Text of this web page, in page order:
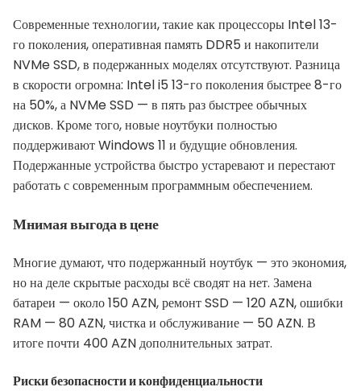
Современные технологии, такие как процессоры Intel 13-
го поколения, оперативная память DDR5 и накопители
NVMe SSD, в подержанных моделях отсутствуют. Разница
в скорости огромна: Intel i5 13-го поколения быстрее 8-го
на 50%, а NVMe SSD — в пять раз быстрее обычных
дисков. Кроме того, новые ноутбуки полностью
поддерживают Windows 11 и будущие обновления.
Подержанные устройства быстро устаревают и перестают
работать с современным программным обеспечением.
Мнимая выгода в цене
Многие думают, что подержанный ноутбук — это экономия,
но на деле скрытые расходы всё сводят на нет. Замена
батареи — около 150 AZN, ремонт SSD — 120 AZN, ошибки
RAM — 80 AZN, чистка и обслуживание — 50 AZN. В
итоге почти 400 AZN дополнительных затрат.
Риски безопасности и конфиденциальности